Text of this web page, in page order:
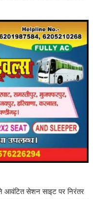
सेशन साइट पर निरंतर